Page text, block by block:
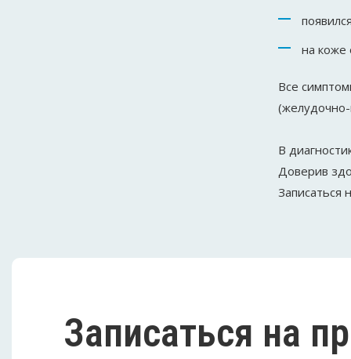
на коже
Все
(желудочно-
В
Доверив
Записаться
Записаться на